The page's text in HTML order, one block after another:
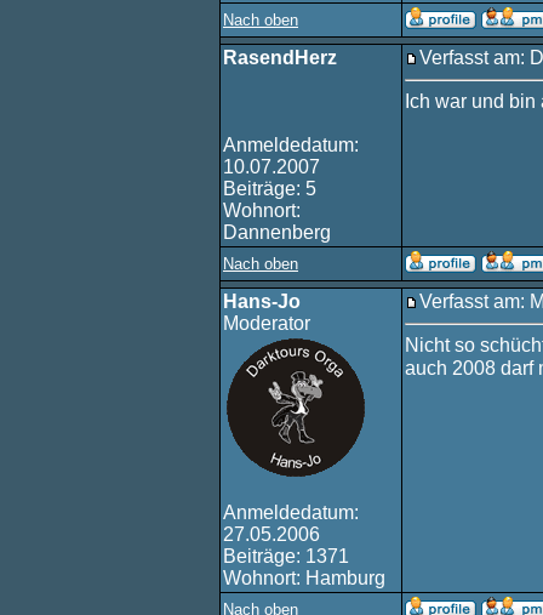
Nach oben
RasendHerz
Anmeldedatum:
10.07.2007
Beiträge: 5
Wohnort:
Dannenberg
Verfasst am:
Ich war und
Nach oben
Hans-Jo
Moderator
Anmeldedatum:
27.05.2006
Beiträge: 1371
Wohnort: Hamburg
Verfasst am:
Nicht so
auch 2008 darf
Nach oben